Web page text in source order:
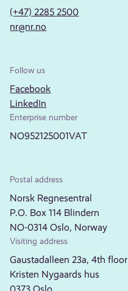
(+47) 2285 2500
nr@nr.no
Follow us
Facebook
LinkedIn
Enterprise number
NO952125001VAT
Postal address
Norsk Regnesentral
P.O. Box 114 Blindern
NO-0314 Oslo, Norway
Visiting address
Gaustadalleen 23a, 4th floor
Kristen Nygaards hus
0373 Oslo